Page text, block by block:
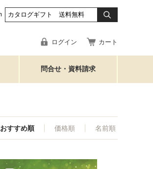
ログイン カート
問合せ・資料請求
おすすめ順 価格順 名前順